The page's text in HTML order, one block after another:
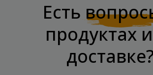
Есть
продуктах